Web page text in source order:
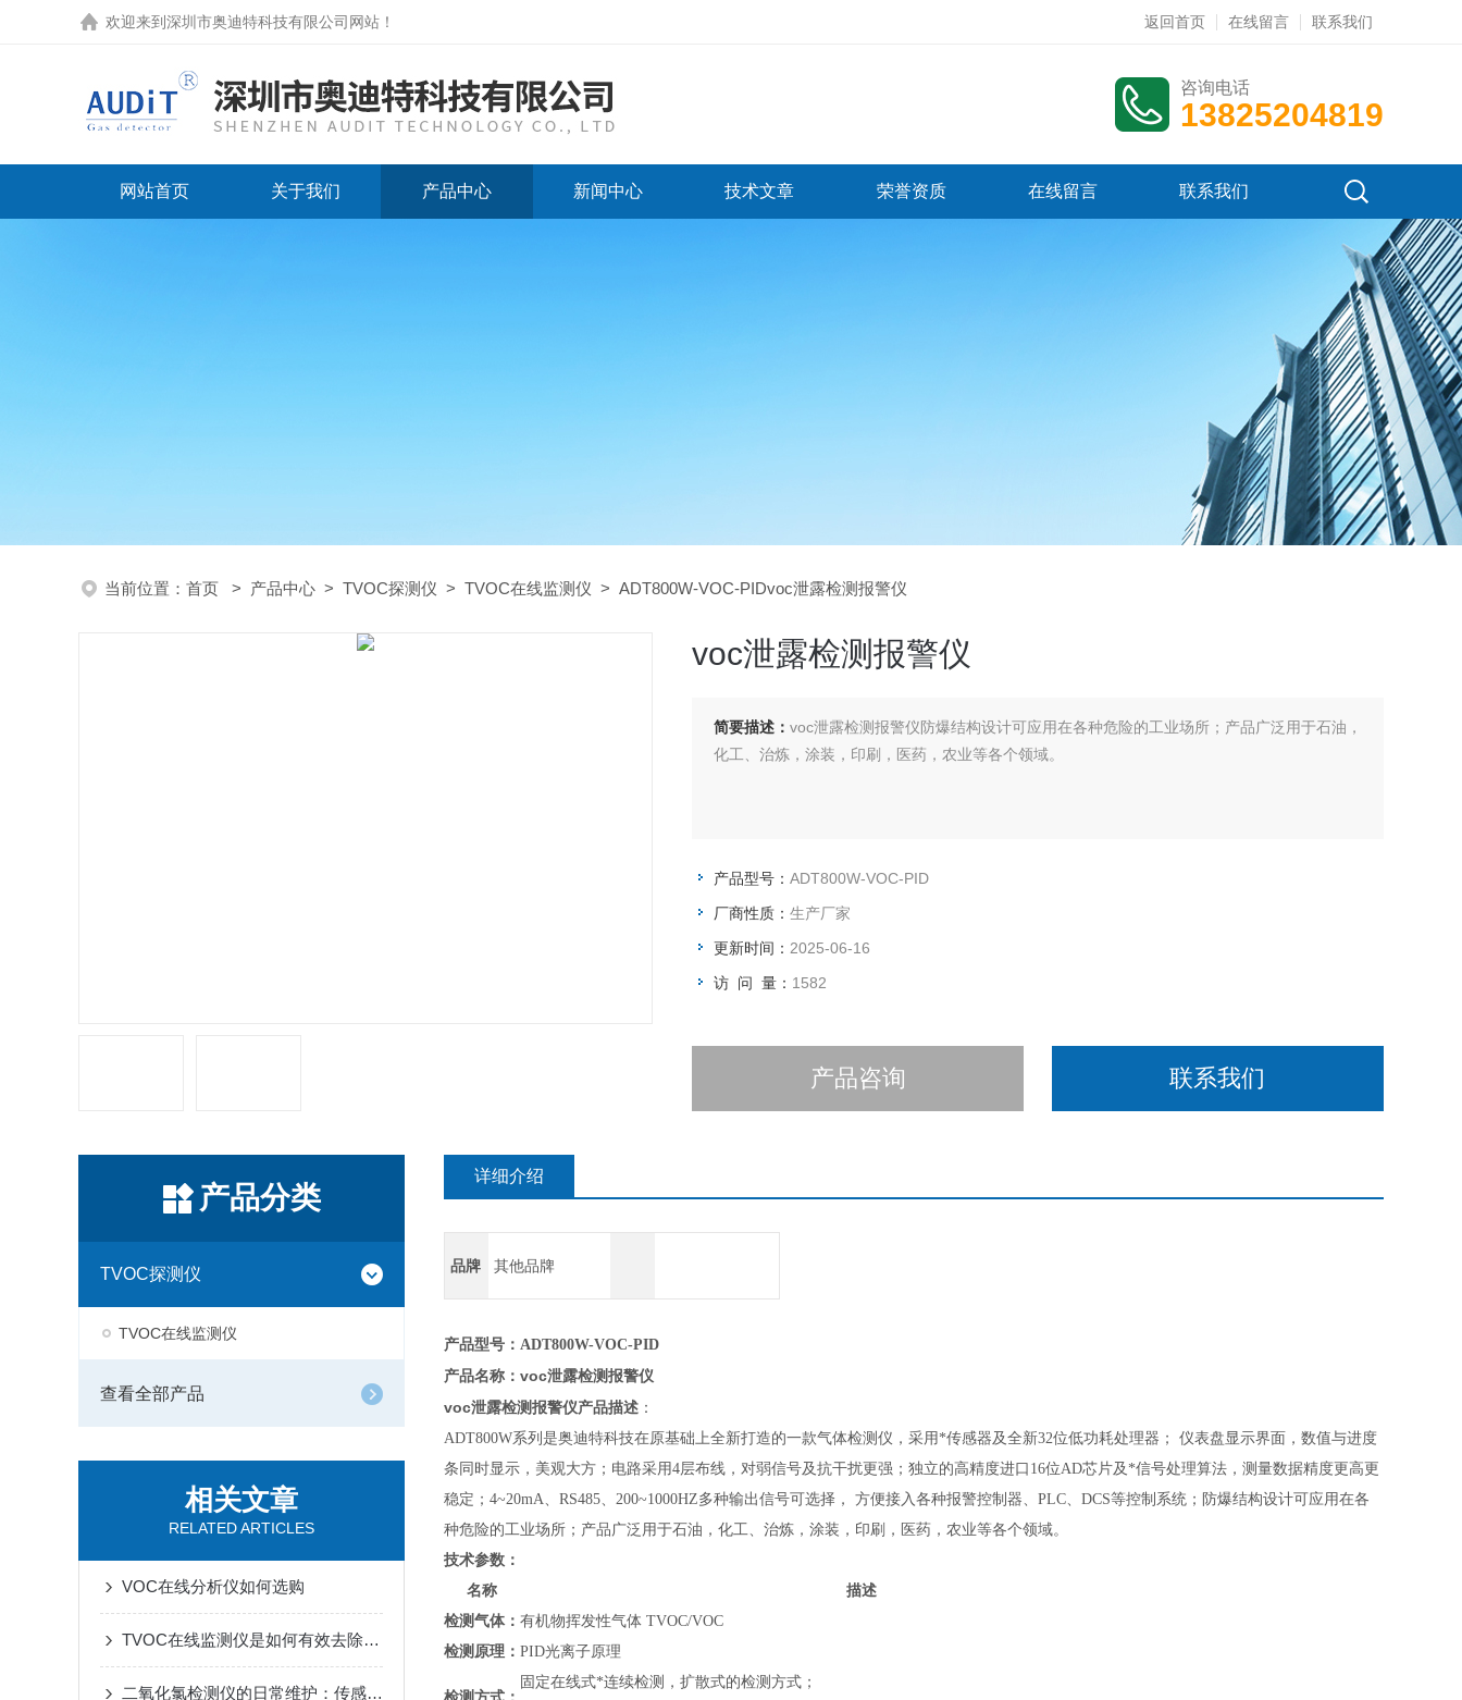
欢迎来到 深圳市奥迪特科技有限公司网站 ！ 返回首页 在线留言 联系我们
咨询电话
13825204819
网站首页 关于我们 产品中心 新闻中心 技术文章 荣誉资质 在线留言 联系我们
当前位置： 首页 > 产品中心 > TVOC探测仪 > TVOC在线监测仪 > ADT800W-VOC-PIDvoc泄露检测报警仪
voc泄露检测报警仪
简要描述： voc泄露检测报警仪防爆结构设计可应用在各种危险的工业场所；产品广泛用于石油，
化工、治炼，涂装，印刷，医药，农业等各个领域。
产品型号： ADT800W-VOC-PID
厂商性质： 生产厂家
更新时间： 2025-06-16
访 问 量： 1582
产品咨询 联系我们
产品分类
TVOC探测仪
TVOC在线监测仪
查看全部产品
相关文章
RELATED ARTICLES
VOC在线分析仪如何选购
TVOC在线监测仪是如何有效去除tvoc的？
二氧化氯检测仪的日常维护：传感器寿命、校准与清洁要点
详细介绍
品牌 其他品牌
产品型号：ADT800W-VOC-PID
产品名称： voc泄露检测报警仪
voc泄露检测报警仪产品描述 ：
ADT800W系列 是奥迪特科技在原基础上全新打造的一款气体检测仪，采用*传感器及全新32位低功耗处理器； 仪表盘显示界面，数值与进度
条同时显示，美观大方；电路采用4层布线，对弱信号及抗干扰更强；独立的高精度进口16位AD芯片及*信号处理算法，测量数据精度更高更
稳定；4~20mA、RS485、200~1000HZ多种输出信号可选择， 方便接入各种报警控制器、PLC、DCS等控制系统；防爆结构设计可应用在各
种危险的工业场所；产品广泛用于石油，化工、治炼，涂装，印刷，医药，农业等各个领域。
技术参数：
名称
描述
检测气体： 有机物挥发性气体 TVOC/VOC
检测原理： PID光离子原理
固定在线式*连续检测，扩散式的检测方式；